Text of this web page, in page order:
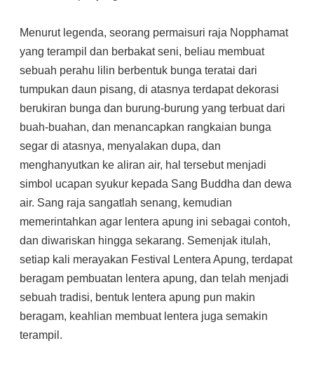
Menurut legenda, seorang permaisuri raja Nopphamat
yang terampil dan berbakat seni, beliau membuat
sebuah perahu lilin berbentuk bunga teratai dari
tumpukan daun pisang, di atasnya terdapat dekorasi
berukiran bunga dan burung-burung yang terbuat dari
buah-buahan, dan menancapkan rangkaian bunga
segar di atasnya, menyalakan dupa, dan
menghanyutkan ke aliran air, hal tersebut menjadi
simbol ucapan syukur kepada Sang Buddha dan dewa
air. Sang raja sangatlah senang, kemudian
memerintahkan agar lentera apung ini sebagai contoh,
dan diwariskan hingga sekarang. Semenjak itulah,
setiap kali merayakan Festival Lentera Apung, terdapat
beragam pembuatan lentera apung, dan telah menjadi
sebuah tradisi, bentuk lentera apung pun makin
beragam, keahlian membuat lentera juga semakin
terampil.